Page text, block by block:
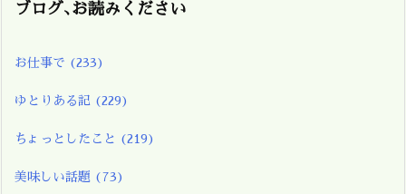
ブログ､お読みください
お仕事で (233)
ゆとりある記 (229)
ちょっとしたこと (219)
美味しい話題 (73)